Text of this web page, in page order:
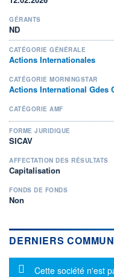
GÉRANTS
ND
CATÉGORIE GÉNÉRALE
Actions Internationales
CATÉGORIE MORNINGSTAR
Actions International Gdes
CATÉGORIE AMF
FORME JURIDIQUE
SICAV
AFFECTATION DES RÉSULTATS
Capitalisation
FONDS DE FONDS
Non
DERNIERS
Message
Cette société n'est